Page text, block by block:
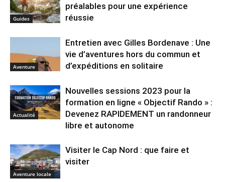
Guides
préalables pour une expérience
réussie
Aventure
Entretien avec Gilles Bordenave : Une
vie d’aventures hors du commun et
d’expéditions en solitaire
Actualité
Nouvelles sessions 2023 pour la
formation en ligne « Objectif Rando » :
Devenez RAPIDEMENT un randonneur
libre et autonome
Aventure locale
Visiter le Cap Nord : que faire et
visiter